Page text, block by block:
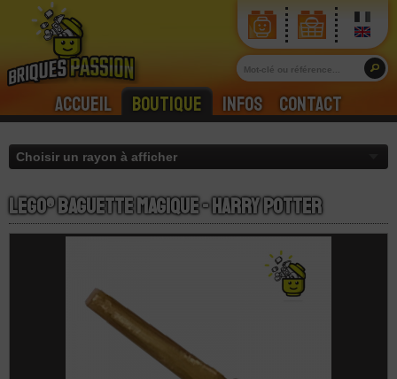
Accueil Boutique Infos Contact
LEGO® Baguette Magique - Harry Potter